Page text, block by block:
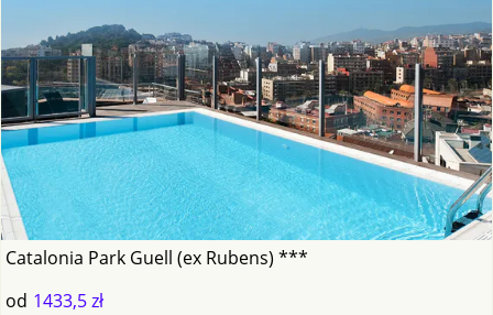
Catalonia Park Guell (ex Rubens) ***
od 1433,5 zł